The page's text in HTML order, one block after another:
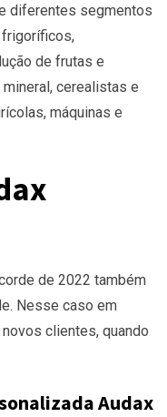
diferentes segmentos
frigoríficos,
de frutas e
cerealistas e
máquinas e
de 2022 também
Nesse caso em
clientes, quando
Audax